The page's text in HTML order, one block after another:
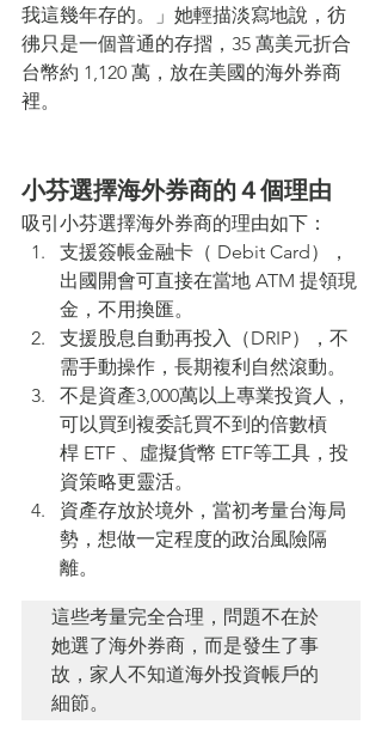
我這幾年存的。」她輕描淡寫地說，彷
彿只是一個普通的存摺，35 萬美元折合
台幣約 1,120 萬，放在美國的海外券商
裡。
小芬選擇海外券商的４個理由
吸引小芬選擇海外券商的理由如下：
支援簽帳金融卡（ Debit Card），
出國開會可直接在當地 ATM 提領現
金，不用換匯。
支援股息自動再投入（DRIP），不
需手動操作，長期複利自然滾動。
不是資產3,000萬以上專業投資人，
可以買到複委託買不到的倍數槓
桿 ETF 、虛擬貨幣 ETF等工具，投
資策略更靈活。
資產存放於境外，當初考量台海局
勢，想做一定程度的政治風險隔
離。
這些考量完全合理，問題不在於
她選了海外券商，而是發生了事
故，家人不知道海外投資帳戶的
細節。